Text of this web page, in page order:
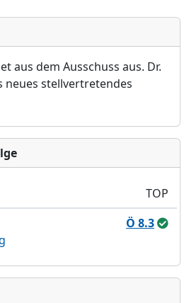
aus dem Ausschuss aus. Dr.
neues stellvertretendes
TOP
Ö 8.3